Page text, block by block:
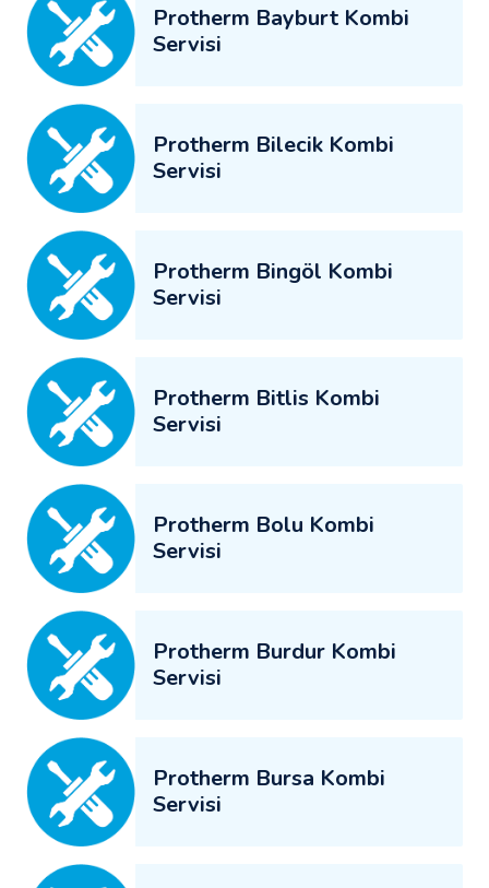
Protherm Bayburt Kombi
Servisi
Protherm Bilecik Kombi
Servisi
Protherm Bingöl Kombi
Servisi
Protherm Bitlis Kombi
Servisi
Protherm Bolu Kombi
Servisi
Protherm Burdur Kombi
Servisi
Protherm Bursa Kombi
Servisi